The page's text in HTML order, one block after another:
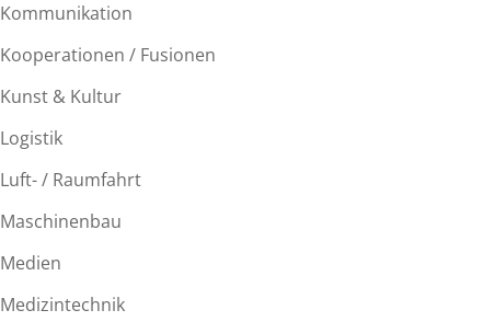
Kommunikation
Kooperationen / Fusionen
Kunst & Kultur
Logistik
Luft- / Raumfahrt
Maschinenbau
Medien
Medizintechnik